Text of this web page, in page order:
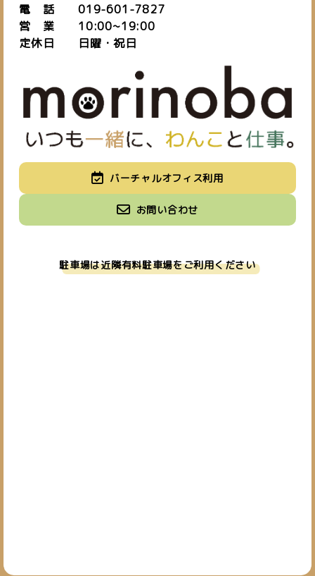
私たちについて
about us
space
バーチャルオフィス
virtual office
お知らせ
blog
電 話 019-601-7827
営 業 10:00~19:00
定休日 日曜・祝日
バーチャルオフィス利用
お問い合わせ
駐車場は近隣有料駐車場をご利用ください